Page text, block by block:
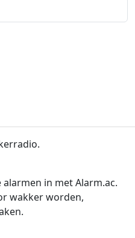
in met Alarm.ac.
wakker worden,